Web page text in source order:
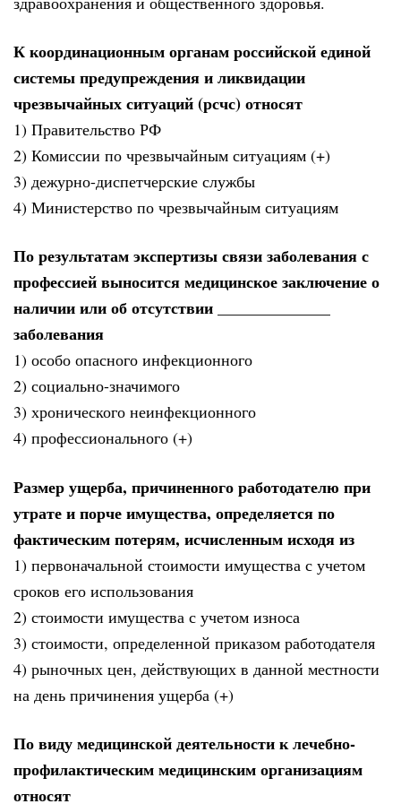
К координационным органам российской единой
системы предупреждения и ликвидации
чрезвычайных ситуаций (рсчс) относят
1) Правительство РФ
2) Комиссии по чрезвычайным ситуациям (+)
3) дежурно-диспетчерские службы
4) Министерство по чрезвычайным ситуациям
По результатам экспертизы связи заболевания с
профессией выносится медицинское заключение о
наличии или об отсутствии ______________
заболевания
1) особо опасного инфекционного
2) социально-значимого
3) хронического неинфекционного
4) профессионального (+)
Размер ущерба, причиненного работодателю при
утрате и порче имущества, определяется по
фактическим потерям, исчисленным исходя из
1) первоначальной стоимости имущества с учетом
сроков его использования
2) стоимости имущества с учетом износа
3) стоимости, определенной приказом работодателя
4) рыночных цен, действующих в данной местности
на день причинения ущерба (+)
По виду медицинской деятельности к лечебно-
профилактическим медицинским организациям
относят